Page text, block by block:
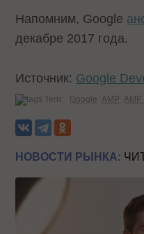
Напомним, Google
декабре 2017 года.
Источник: Google
Теги: Google AMP AMP
НОВОСТИ РЫНКА: